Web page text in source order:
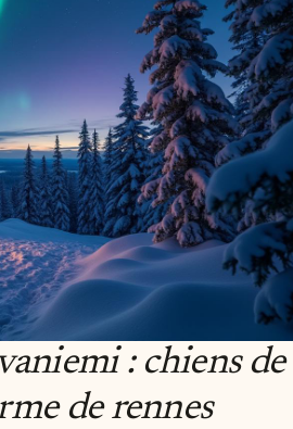
: chiens de
de rennes